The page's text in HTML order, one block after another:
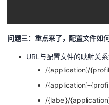
问题三：重点来了，配置文件如
URL与配置文件的映射关系
/{application}/
/{application}-
/{label}/